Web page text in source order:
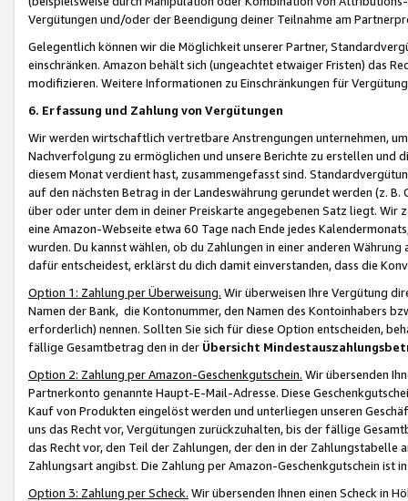
Vergütungen und/oder der Beendigung deiner Teilnahme am
Gelegentlich können wir die Möglichkeit unserer Partner,
einschränken. Amazon behält sich (ungeachtet etwaiger Fristen) das
modifizieren. Weitere Informationen zu Einschränkungen für
6. Erfassung und Zahlung von Vergütungen
Wir werden wirtschaftlich vertretbare Anstrengungen unternehmen,
Nachverfolgung zu ermöglichen und unsere Berichte zu erstellen und
diesem Monat verdient hast, zusammengefasst sind.
auf den nächsten Betrag in der Landeswährung gerundet werden (z.
über oder unter dem in deiner Preiskarte angegebenen Satz liegt.
eine Amazon-Webseite etwa 60 Tage nach Ende jedes
wurden. Du kannst wählen, ob du Zahlungen in einer anderen
dafür entscheidest, erklärst du dich damit einverstanden, dass die
Option 1: Zahlung per Überweisung. Wir überweisen Ihre Vergütung
Namen der Bank, die Kontonummer, den Namen des Kontoinhabers
erforderlich) nennen. Sollten Sie sich für diese Option entscheiden,
fällige Gesamtbetrag den in der Übersicht
Option 2: Zahlung per Amazon-Geschenkgutschein. Wir übersenden
Partnerkonto genannte Haupt-E-Mail-Adresse. Diese
Kauf von Produkten eingelöst werden und unterliegen unseren
uns das Recht vor, Vergütungen zurückzuhalten, bis der fällige
das Recht vor, den Teil der Zahlungen, der den in der
Zahlungsart angibst. Die Zahlung per Amazon-Geschenkgutschein ist
Option 3: Zahlung per Scheck. Wir übersenden Ihnen einen Scheck in